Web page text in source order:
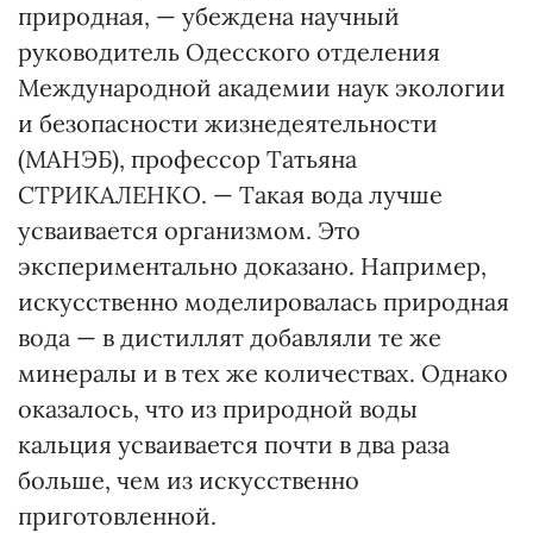
природная, — убеждена научный
руководитель Одесского отделения
Международной академии наук экологии
и безопасности жизнедеятельности
(МАНЭБ), профессор Татьяна
СТРИКАЛЕНКО. — Такая вода лучше
усваивается организмом. Это
экспериментально доказано. Например,
искусственно моделировалась природная
вода — в дис­тиллят добавляли те же
минералы и в тех же количествах. Одна­ко
оказалось, что из природной воды
кальция усваивается почти в два раза
больше, чем из искусственно
приготовленной.